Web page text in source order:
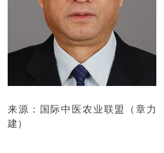
来源：国际中医农业联盟 （章力
建）